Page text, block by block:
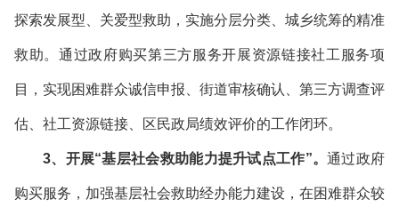
探索发展型、关爱型救助，实施分层分类、城乡统筹的精准
救助。通过政府购买第三方服务开展资源链接社工服务项
目，实现困难群众诚信申报、街道审核确认、第三方调查评
估、社工资源链接、区民政局绩效评价的工作闭环。
3、开展“基层社会救助能力提升试点工作”。通过政府
购买服务，加强基层社会救助经办能力建设，在困难群众较